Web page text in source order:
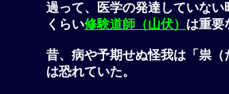
過って、医学の発達していな
くらい修験道師（山伏） は重要
昔、病や予期せぬ怪我は「祟
は恐れていた。